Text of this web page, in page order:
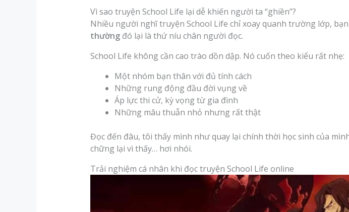
Vì sao truyện School Life lại dễ khiến người ta “ghiền”?
Nhiều người nghĩ truyện School Life chỉ xoay quanh trường lớp,
thườngđó lại là thứ níu chân người đọc.
School Life không cần cao trào dồn dập. Nó cuốn theo kiểu rất nhẹ:
Một nhóm bạn thân với đủ tính cách
Những rung động đầu đời vụng về
Áp lực thi cử, kỳ vọng từ gia đình
Những mâu thuẫn nhỏ nhưng rất thật
Đọc đến đâu, tôi thấy mình như quay lại chính thời học sinh của
chững lại vì thấy… hơi nhói.
Trải nghiệm cá nhân khi đọc truyện School Life online